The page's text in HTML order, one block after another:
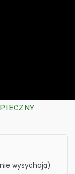
wysychają)